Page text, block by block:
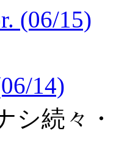
(06/15)
14)
シ続々